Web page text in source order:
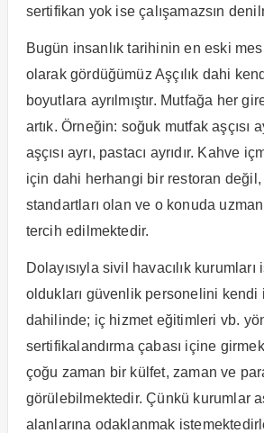
sertifikan yok ise çalışamazsın
Bugün insanlık tarihinin en eski
olarak gördüğümüz Aşçılık dahi
boyutlara ayrılmıştır. Mutfağa her
artık. Örneğin: soğuk mutfak aşçısı
aşçısı ayrı, pastacı ayrıdır. Kahve
için dahi herhangi bir restoran değil,
standartları olan ve o konuda
tercih edilmektedir.
Dolayısıyla sivil havacılık
oldukları güvenlik personelini kendi
dahilinde; iç hizmet eğitimleri vb.
sertifikalandırma çabası içine
çoğu zaman bir külfet, zaman ve
görülebilmektedir. Çünkü kurumlar
alanlarına odaklanmak